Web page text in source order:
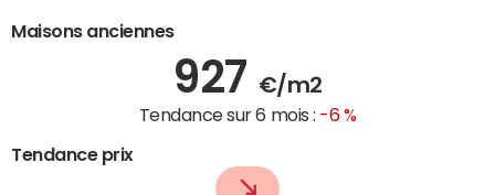
Maisons anciennes
927 €/m2
Tendance sur 6 mois : -6 %
Tendance prix